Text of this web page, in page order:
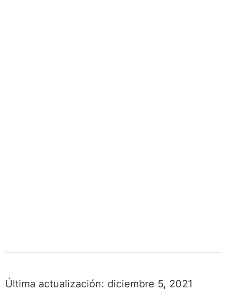
Última actualización: diciembre 5, 2021